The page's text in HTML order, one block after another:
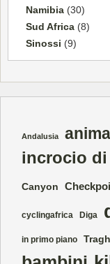
Namibia (30)
Sud Africa (8)
Sinossi (9)
Andalusia
incrocio
Canyon
cyclingafrica Diga
in primo piano